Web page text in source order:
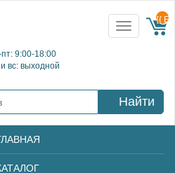
9:00-18:00
вс: выходной
Toggle
navigation
{{
Найти